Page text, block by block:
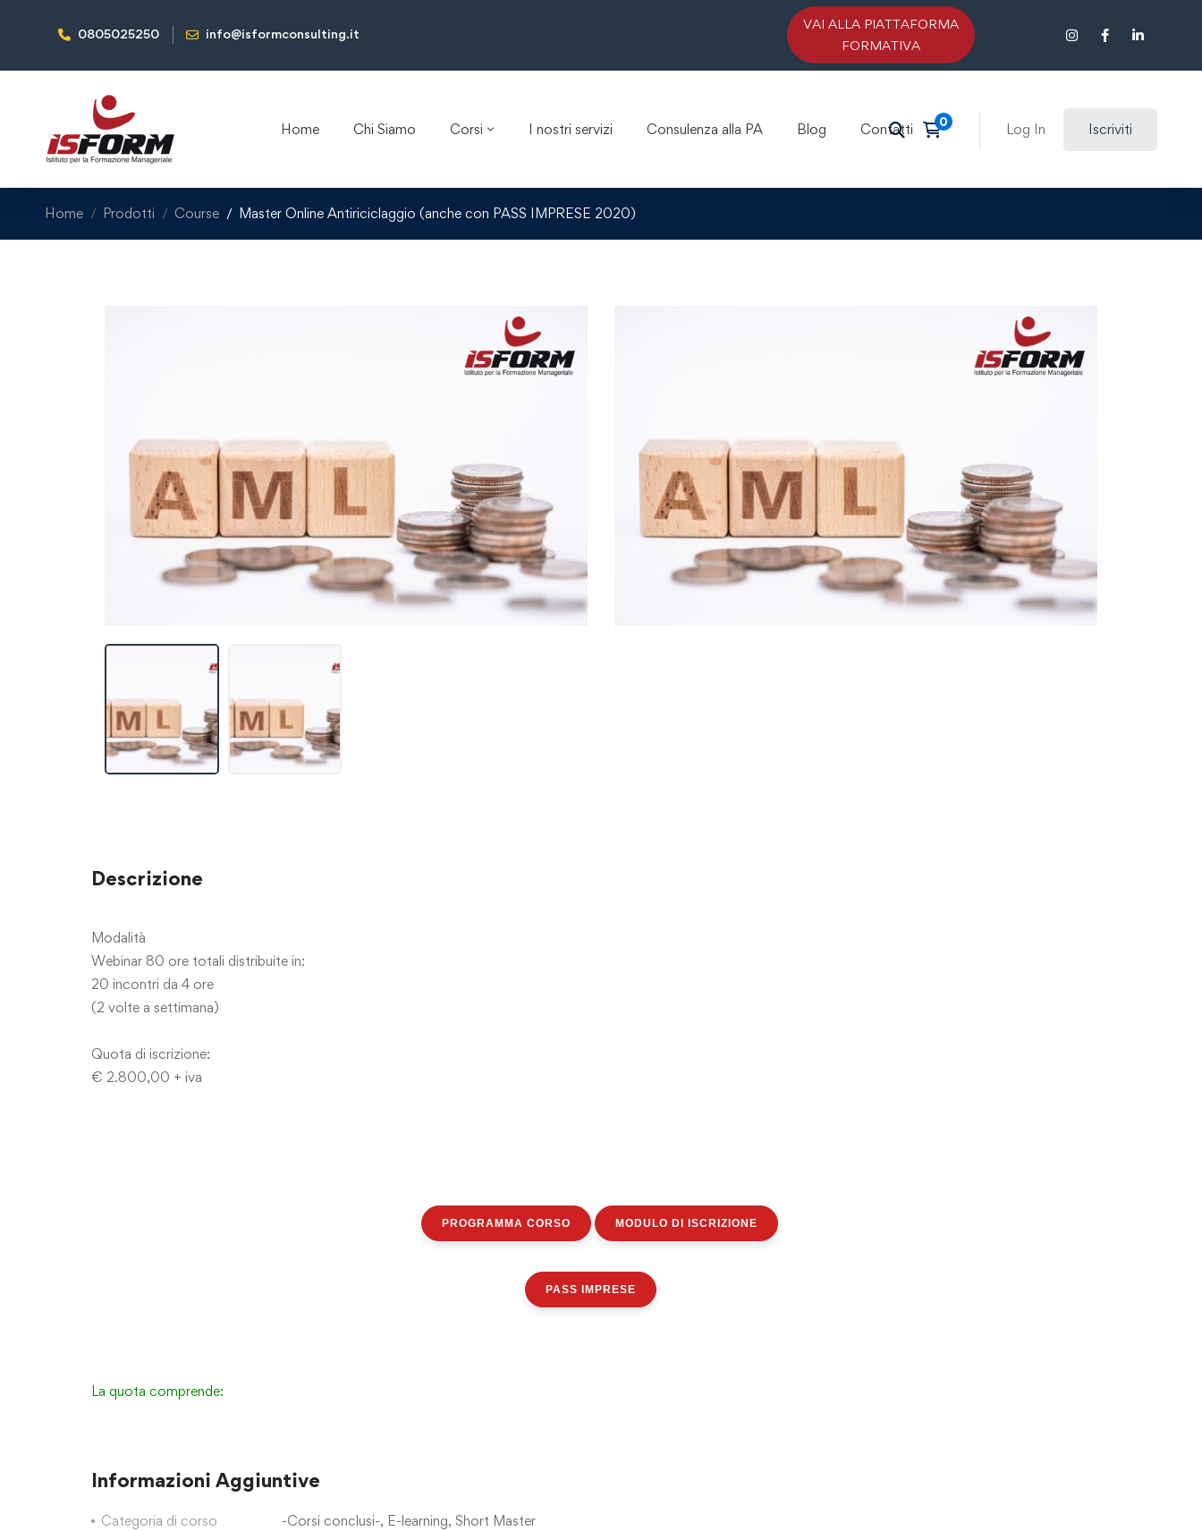
0805025250 info@isformconsulting.it
VAI ALLA PIATTAFORMA
FORMATIVA
Home Chi Siamo Corsi I nostri servizi Consulenza alla PA Blog Contatti Log In Iscriviti
Home Prodotti Course Master Online Antiriciclaggio (anche con PASS IMPRESE 2020)
Master Online Antiriciclaggio
(anche con PASS IMPRESE
.00 € 0.00
Descrizione
Modalità
Webinar 80 ore totali distribuite in:
20 incontri da 4 ore
(2 volte a settimana)
Quota di iscrizione:
€ 2.800,00 + iva
PROGRAMMA CORSO MODULO DI ISCRIZIONE
PASS IMPRESE
La quota comprende:
Informazioni Aggiuntive
Categoria di corso -Corsi conclusi-, E-learning, Short Master